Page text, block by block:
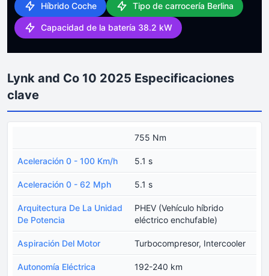
Híbrido Coche Tipo de carrocería Berlina
Capacidad de la batería 38.2 kW
Lynk and Co 10 2025 Especificaciones
clave
755 Nm
Aceleración 0 - 100 Km/h 5.1 s
Aceleración 0 - 62 Mph 5.1 s
Arquitectura De La Unidad
De Potencia
PHEV (Vehículo híbrido
eléctrico enchufable)
Aspiración Del Motor Turbocompresor, Intercooler
Autonomía Eléctrica 192-240 km